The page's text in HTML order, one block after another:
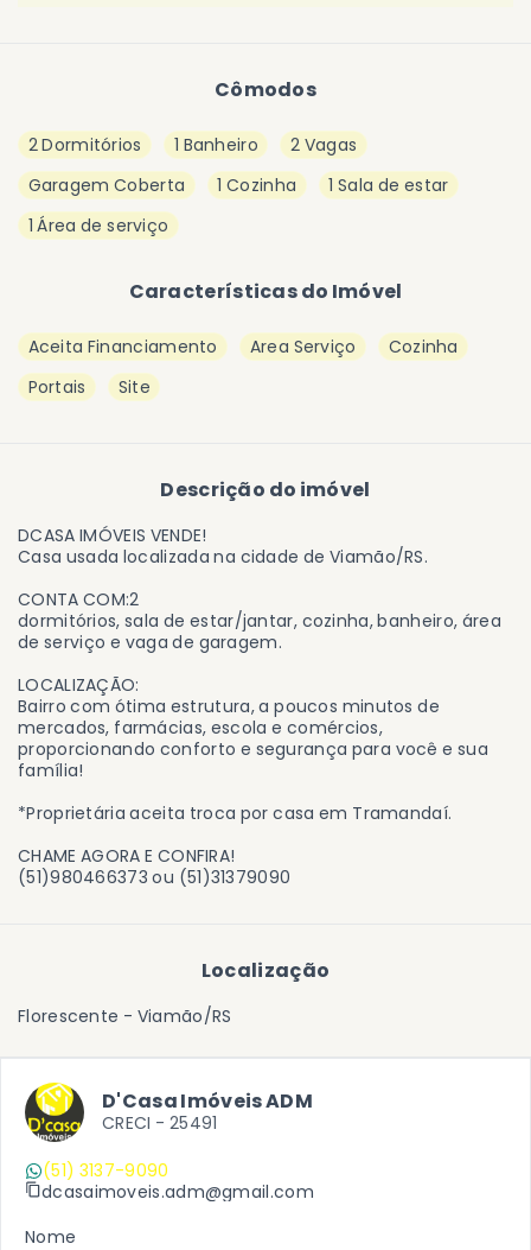
Cômodos
2 Dormitórios 1 Banheiro
2 Vagas
Garagem Coberta
1 Cozinha
1 Sala de estar
1 Área de serviço
Características do Imóvel
Aceita Financiamento Area Serviço
Cozinha
Portais
Site
Descrição do imóvel
DCASA IMÓVEIS VENDE!
Casa usada localizada na cidade de Viamão/RS.
CONTA COM:2
dormitórios, sala de estar/jantar, cozinha, banheiro, área
de serviço e vaga de garagem.
LOCALIZAÇÃO:
Bairro com ótima estrutura, a poucos minutos de
mercados, farmácias, escola e comércios,
proporcionando conforto e segurança para você e sua
família!
*Proprietária aceita troca por casa em Tramandaí.
CHAME AGORA E CONFIRA!
(51)980466373 ou (51)31379090
Localização
Florescente - Viamão/RS
D'Casa Imóveis ADM
CRECI - 25491
(51) 3137-9090
dcasaimoveis.adm@gmail.com
Nome